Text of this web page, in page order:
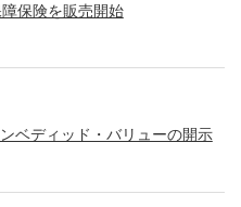
保険を販売開始
ベディッド・バリューの開示